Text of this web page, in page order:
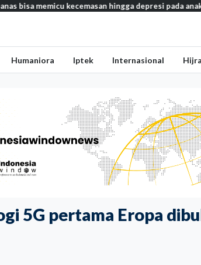
5G pertama Eropa
kecemasan hingga depresi pada anak, ini temuan
Humaniora Iptek Internasional